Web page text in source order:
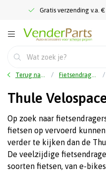
Gratis verzending v.a.
Terug naar home Fietsendragers
Thule
Op zoek naar
fietsen op vervoerd
verder te kijken dan de
De veelzijdige
soorten fietsen, van e-